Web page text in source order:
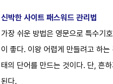
신박한 사이트 패스워드 관리법
가장 쉬운 방법은 영문으로 특수기
이 좋다. 이왕 어렵게 만들려고 하
태의 단어를 만드는 것이다. 단, 흔
된다.